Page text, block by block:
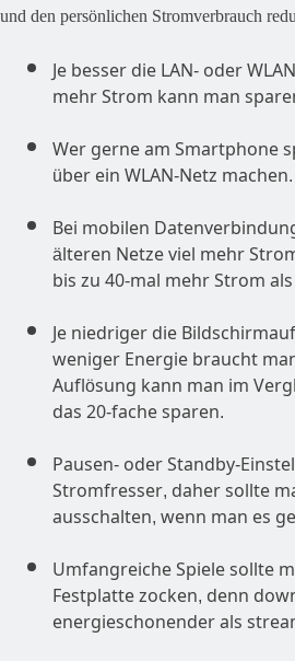
und den persönlichen Stromverbrauch
Je besser die LAN- oder
mehr Strom kann man
Wer gerne am Smartphone
über ein WLAN-Netz machen.
Bei mobilen
älteren Netze viel mehr
bis zu 40-mal mehr Strom
Je niedriger die
weniger Energie braucht
Auflösung kann man im
das 20-fache sparen.
Pausen- oder Standby-
Stromfresser, daher sollte
ausschalten, wenn man es
Umfangreiche Spiele sollte
Festplatte zocken, denn
energieschonender als